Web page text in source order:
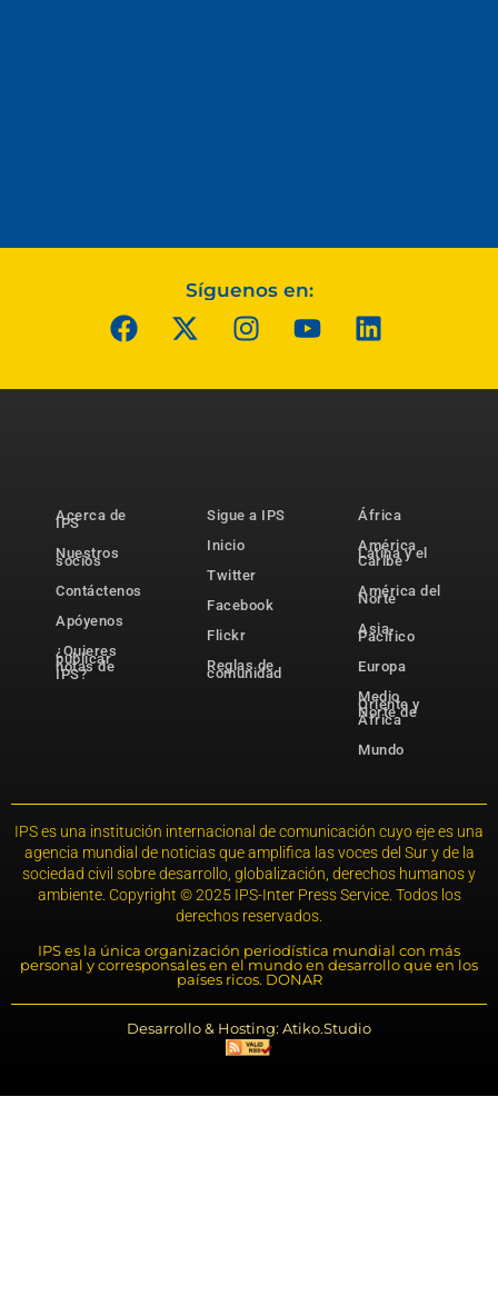
Síguenos en:
Acerca de
IPS
Nuestros
socios
Contáctenos
Apóyenos
¿Quieres
publicar
notas de
IPS?
Sigue a IPS
Inicio
Twitter
Facebook
Flickr
Reglas de
comunidad
África
América
Latina y el
Caribe
América del
Norte
Asia-
Pacífico
Europa
Medio
Oriente y
Norte de
África
Mundo
IPS es una institución internacional de comunicación cuyo eje es una
agencia mundial de noticias que amplifica las voces del Sur y de la
sociedad civil sobre desarrollo, globalización, derechos humanos y
ambiente. Copyright © 2025 IPS-Inter Press Service. Todos los
derechos reservados.
IPS es la única organización periodística mundial con más
personal y corresponsales en el mundo en desarrollo que en los
países ricos. DONAR
Desarrollo & Hosting: Atiko.Studio